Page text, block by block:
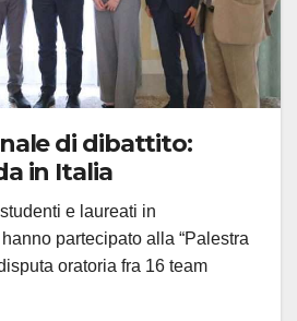
di dibattito:
in Italia
e laureati in
partecipato alla “Palestra
oratoria fra 16 team